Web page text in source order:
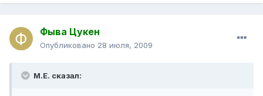
Фыва Цукен
Опубликовано 28 июля, 2009
М.Е. сказал: